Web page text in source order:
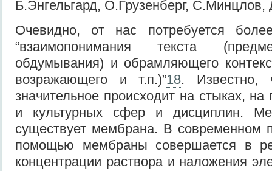
Б.Энгельгард, О.Грузенберг,
Очевидно, от нас потребуется
“взаимопонимания текста
обдумывания) и обрамляющего
возражающего и т.п.)”18. Известно,
значительное происходит на стыках, на
и культурных сфер и дисциплин.
существует мембрана. В современном
помощью мембраны совершается в
концентрации раствора и наложения